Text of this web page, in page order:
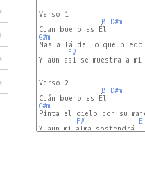
Verso 1
B
D#m
G#m
Mas allá de lo que
F#
Y aun asi se muestra a mi
Verso 2
B
D#m
G#m
Pinta el cielo con su
F#
E
Y aun mi alma sostendrá